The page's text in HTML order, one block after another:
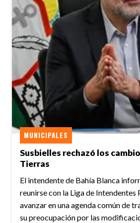
Susbielles rechazó los
Tierras
MUNICIPALES
El intendente de Bahía Blanca
reunirse con la Liga de Intendentes
avanzar en una agenda común de
su preocupación por las